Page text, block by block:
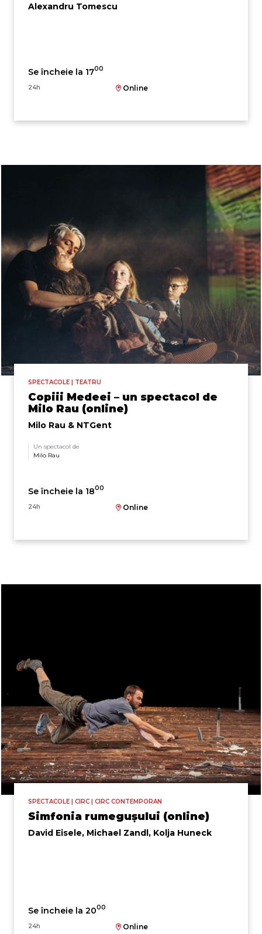
Alexandru Tomescu
Se încheie la 1700
24h Online
SPECTACOLE | TEATRU
Copiii Medeei – un spectacol de
Milo Rau (online)
Milo Rau & NTGent
Un spectacol de
Milo Rau
Se încheie la 1800
24h Online
SPECTACOLE | CIRC | CIRC CONTEMPORAN
Simfonia rumegușului (online)
David Eisele, Michael Zandl, Kolja Huneck
Se încheie la 2000
24h Online